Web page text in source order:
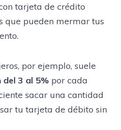
tarjeta de crédito
que pueden mermar tus
por ejemplo, suele
del 3 al 5% por cada
sacar una cantidad
tu tarjeta de débito sin